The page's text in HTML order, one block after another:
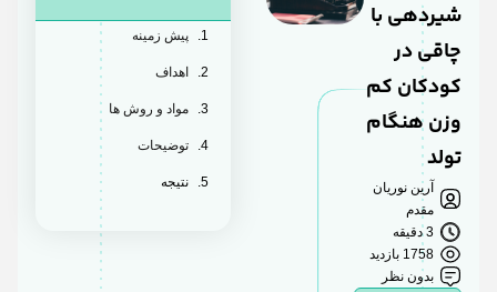
شیردهی با
چاقی در
کودکان کم
وزن هنگام
تولد
آرین نوریان
مقدم
3 دقیقه
1758 بازدید
بدون نظر
پیش زمینه
اهداف
مواد و روش ها
توضیحات
نتیجه